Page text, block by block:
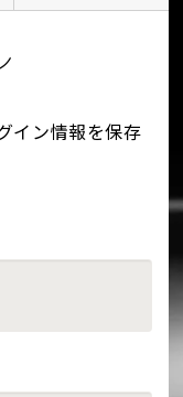
イン情報を保存